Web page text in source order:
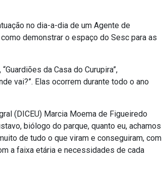
no dia-a-dia de um Agente de
demonstrar o espaço do Sesc para as
da Casa do Curupira”,
vai?”. Elas ocorrem durante todo o ano
(DICEU) Marcia Moema de Figueiredo
biólogo do parque, quanto eu, achamos
de tudo o que viram e conseguiram, com
a faixa etária e necessidades de cada